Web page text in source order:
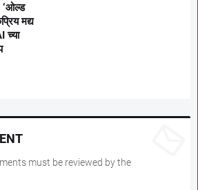
‘ओल्ड
मद्य
च्या
must be reviewed by the